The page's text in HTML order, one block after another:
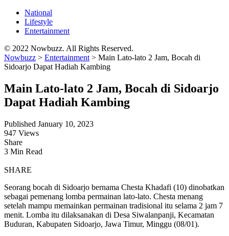
National
Lifestyle
Entertainment
© 2022 Nowbuzz. All Rights Reserved.
Nowbuzz > Entertainment > Main Lato-lato 2 Jam, Bocah di
Sidoarjo Dapat Hadiah Kambing
Main Lato-lato 2 Jam, Bocah di Sidoarjo
Dapat Hadiah Kambing
Published January 10, 2023
947 Views
Share
3 Min Read
SHARE
Seorang bocah di Sidoarjo bernama Chesta Khadafi (10) dinobatkan
sebagai pemenang lomba permainan lato-lato. Chesta menang
setelah mampu memainkan permainan tradisional itu selama 2 jam 7
menit. Lomba itu dilaksanakan di Desa Siwalanpanji, Kecamatan
Buduran, Kabupaten Sidoarjo, Jawa Timur, Minggu (08/01).